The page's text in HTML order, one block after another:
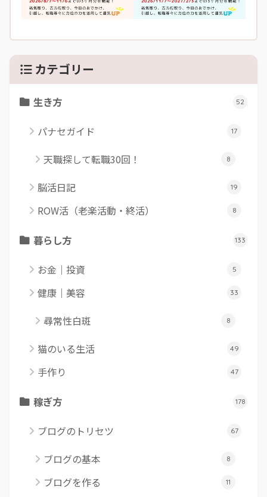
カテゴリー
生き方 52
パナセガイド 17
天職探して転職30回！ 8
脳活日記 19
ROW活（老楽活動・終活） 8
暮らし方 133
お金｜投資 5
健康｜美容 33
尋常性白斑 8
猫のいる生活 49
手作り 47
稼ぎ方 178
ブログのトリセツ 67
ブログの基本 8
ブログを作る 11